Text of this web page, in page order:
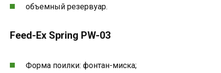
объемный резервуар.
Feed-Ex Spring PW-03
Форма поилки: фонтан-миска;